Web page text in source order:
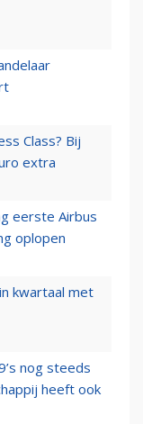
Class? Bij
extra
eerste Airbus
oplopen
kwartaal met
nog steeds
heeft ook